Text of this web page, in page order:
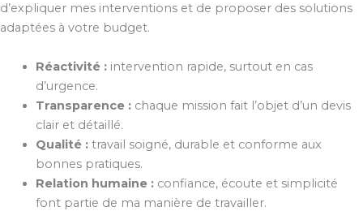
d’expliquer mes interventions et de proposer des solutions
adaptées à votre budget.
Réactivité :intervention rapide, surtout en cas
d’urgence.
Transparence :chaque mission fait l’objet d’un devis
clair et détaillé.
Qualité :travail soigné, durable et conforme aux
bonnes pratiques.
Relation humaine :confiance, écoute et simplicité
font partie de ma manière de travailler.